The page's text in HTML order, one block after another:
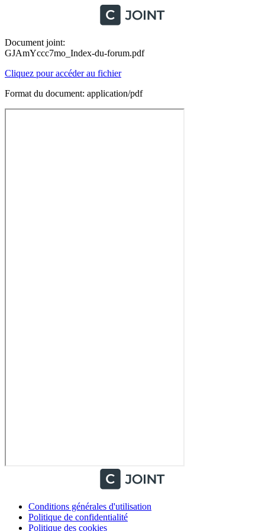
Document joint:
GJAmYccc7mo_Index-du-forum.pdf
Cliquez pour accéder au fichier
Format du document: application/pdf
Conditions générales d'utilisation
Politique de confidentialité
Politique des cookies